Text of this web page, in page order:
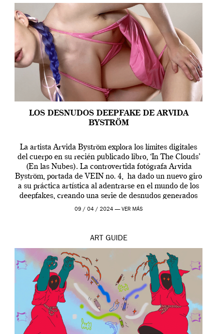
LOS DESNUDOS DEEPFAKE DE ARVIDA
BYSTRÖM
La artista Arvida Byström explora los límites digitales
del cuerpo en su recién publicado libro, ‘In The Clouds’
(En las Nubes). La controvertida fotógrafa Arvida
Byström, portada de VEIN no. 4, ha dado un nuevo giro
a su práctica artística al adentrarse en el mundo de los
deepfakes, creando una serie de desnudos generados
por […]
09 / 04 / 2024 — VER MÁS
ART GUIDE